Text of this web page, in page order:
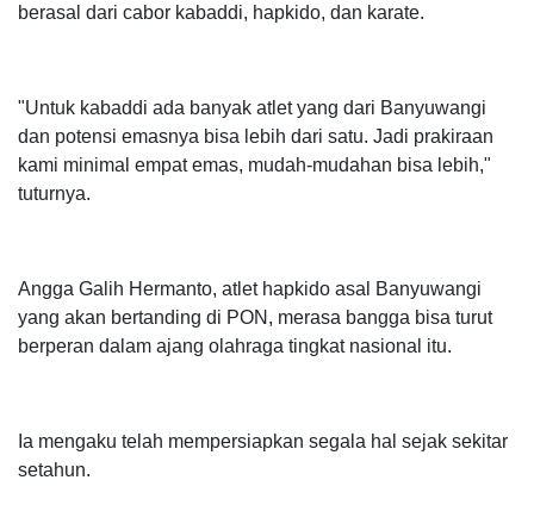
berasal dari cabor kabaddi, hapkido, dan karate.
"Untuk kabaddi ada banyak atlet yang dari Banyuwangi
dan potensi emasnya bisa lebih dari satu. Jadi prakiraan
kami minimal empat emas, mudah-mudahan bisa lebih,"
tuturnya.
Angga Galih Hermanto, atlet hapkido asal Banyuwangi
yang akan bertanding di PON, merasa bangga bisa turut
berperan dalam ajang olahraga tingkat nasional itu.
Ia mengaku telah mempersiapkan segala hal sejak sekitar
setahun.